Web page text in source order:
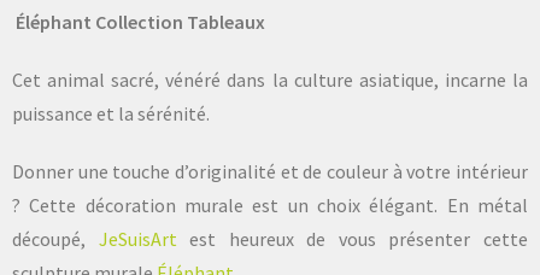
Éléphant Collection Tableaux
Cet animal sacré, vénéré dans la culture asiatique, incarne la
puissance et la sérénité.
Donner une touche d’originalité et de couleur à votre intérieur
? Cette décoration murale est un choix élégant. En métal
découpé, JeSuisArtest heureux de vous présenter cette